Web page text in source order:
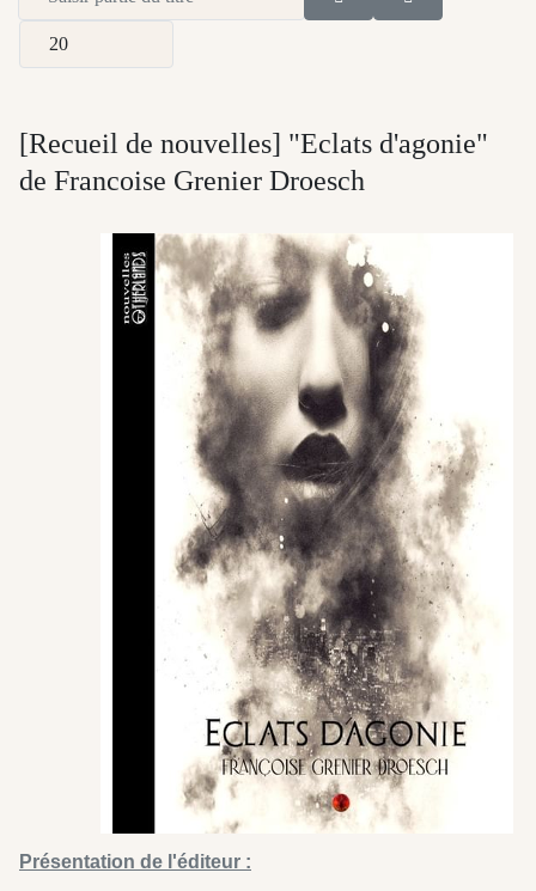
Afficher #
[Recueil de nouvelles] "Eclats d'agonie"
de Francoise Grenier Droesch
Présentation de l'éditeur :